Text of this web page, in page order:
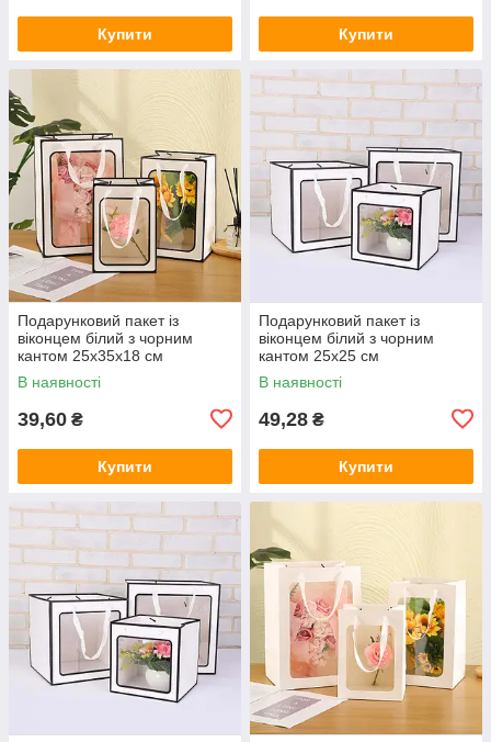
Купити Купити
Подарунковий пакет із
віконцем білий з чорним
кантом 25х35х18 см
В наявності
39,60 ₴
Купити
Подарунковий пакет із
віконцем білий з чорним
кантом 25х25 см
В наявності
49,28 ₴
Купити